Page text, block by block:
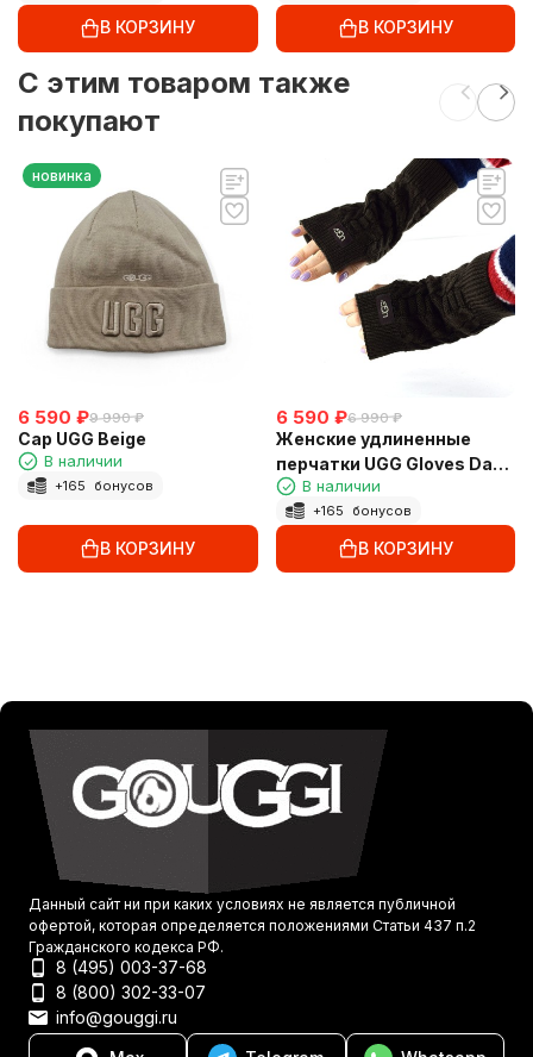
В КОРЗИНУ В КОРЗИНУ
C этим товаром также
покупают
новинка
6 590 ₽9 990 ₽
Cap UGG Beige
В наличии
+165 бонусов
В КОРЗИНУ
6 590 ₽6 990 ₽
Женские удлиненные
перчатки UGG Gloves Dark
Chocolate
В наличии
+165 бонусов
В КОРЗИНУ
Данный сайт ни при каких условиях не является публичной
офертой, которая определяется положениями Статьи 437 п.2
Гражданского кодекса РФ.
8 (495) 003-37-68
8 (800) 302-33-07
info@gouggi.ru